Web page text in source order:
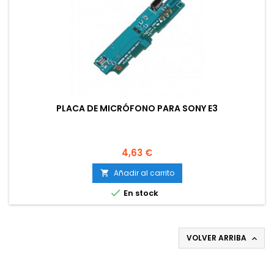
PLACA DE MICRÓFONO PARA SONY E3
Precio
4,63 €
 Añadir al carrito
 En stock
VOLVER ARRIBA 